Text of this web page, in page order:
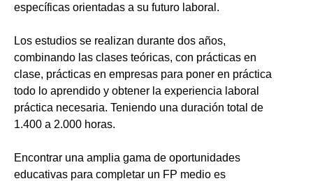
específicas orientadas a su futuro laboral.
Los estudios se realizan durante dos años,
combinando las clases teóricas, con prácticas en
clase, prácticas en empresas para poner en práctica
todo lo aprendido y obtener la experiencia laboral
práctica necesaria. Teniendo una duración total de
1.400 a 2.000 horas.
Encontrar una amplia gama de oportunidades
educativas para completar un FP medio es